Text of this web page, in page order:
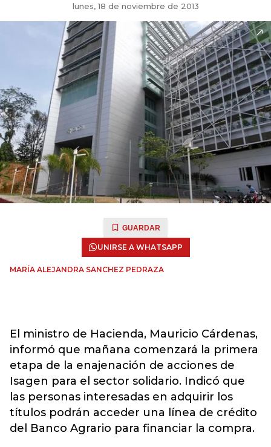
lunes, 18 de noviembre de 2013
GUARDAR
UNIRSE A WHATSAPP
MARÍA ALEJANDRA SANCHEZ PEDRAZA
El ministro de Hacienda, Mauricio Cárdenas,
informó que mañana comenzará la primera
etapa de la enajenación de acciones de
Isagen para el sector solidario. Indicó que
las personas interesadas en adquirir los
títulos podrán acceder una línea de crédito
del Banco Agrario para financiar la compra.